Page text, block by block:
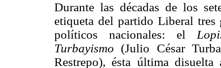
Durante las décadas de los
etiqueta del partido Liberal tres
políticos nacionales: el
Turbayismo (Julio César
Restrepo), ésta última